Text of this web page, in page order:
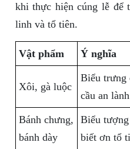
khi thực hiện cúng lễ để
linh và tổ tiên.
Vật phẩm Ý nghĩa
Xôi, gà luộc
Biểu trưng
cầu an
Bánh chưng,
bánh dày
Biểu
biết ơn tổ